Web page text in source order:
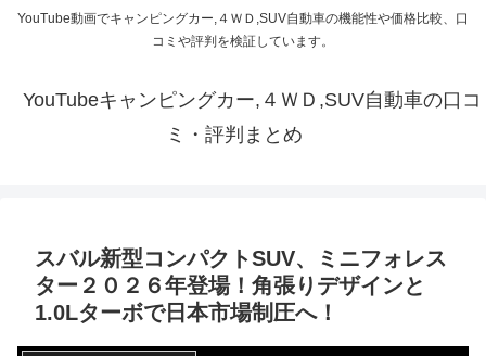
YouTube動画でキャンピングカー,４ＷＤ,SUV自動車の機能性や価格比較、口
コミや評判を検証しています。
YouTubeキャンピングカー,４ＷＤ,SUV自動車の口コ
ミ・評判まとめ
スバル新型コンパクトSUV、ミニフォレス
ター２０２６年登場！角張りデザインと
1.0Lターボで日本市場制圧へ！